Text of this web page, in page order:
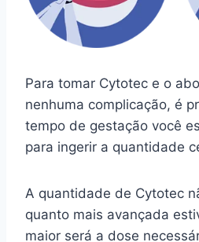
Para tomar Cytotec e o
nenhuma complicação, é
tempo de gestação você
para ingerir a quantidade
A quantidade de Cytotec
quanto mais avançada
maior será a dose